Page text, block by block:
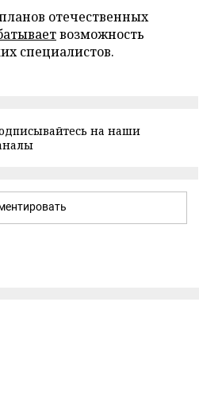
отечественных
возможность
специалистов.
на наши